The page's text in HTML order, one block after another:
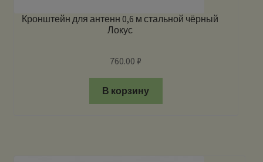
Кронштейн для антенн 0,6 м стальной чёрный
Локус
760.00₽
В корзину